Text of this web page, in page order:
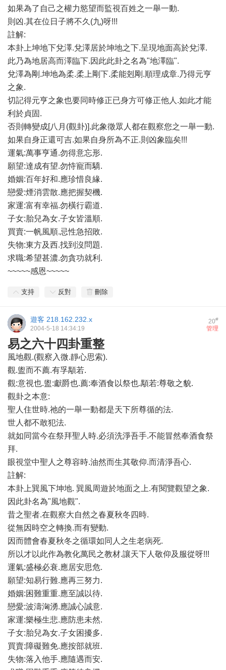
如果為了自己之權力慾望而監視百姓之一舉一動.
則凶.其在位日子將不久(九)呀!!!
註解:
本卦上坤地下兌澤.兌澤居於坤地之下.呈現地面高於兌澤.
此乃為地居高而澤臨下.因此此卦之名為"地澤臨".
兌澤為剛.坤地為柔.柔上剛下.柔能剋剛.順理成章.乃得元亨
之象.
切記得元亨之象也要同時修正已身方可修正他人.如此才能
利於貞固.
否則轉變成[八月(觀卦)].此象徵眾人都在觀察您之一舉一動.
如果自身正還可吉.如果自身所為不正.則凶象臨矣!!!
運氣:萬事亨通.勿得意忘形.
願望:達成有望.勿恃寵而驕.
婚姻:百年好和.應珍惜良緣.
戀愛:煙消雲散.應把握契機.
家運:富有幸福.勿橫行霸道.
子女:胎兒為女.子女皆溫順.
買賣:一帆風順.忌性急招敗.
失物:東方及西.找到沒問題.
求職:希望甚濃.勿貪功就利.
~~~~~感恩~~~~~
支持 反對 刪除
20#
遊客 218.162.232.x
管理
2004-5-18 14:34:19
易之六十四卦重整
風地觀.(觀察入微.靜心思索).
觀.盥而不薦.有孚顒若.
觀:意視也.盥:獻爵也.薦:奉酒食以祭也.顒若:尊敬之貌.
觀卦之本意:
聖人住世時.祂的一舉一動都是天下所尊循的法.
世人都不敢犯法.
就如同當今在祭拜聖人時.必須洗淨吾手.不能冒然奉酒食祭
拜.
眼視堂中聖人之尊容時.油然而生其敬仰.而清淨吾心.
註解:
本卦上巽風下坤地. 巽風周遊於地面之上.有閱覽觀望之象.
因此卦名為"風地觀".
昔之聖者.在觀察大自然之春夏秋冬四時.
從無因時空之轉換.而有變動.
因而體會春夏秋冬之循環如同人之生老病死.
所以才以此作為教化萬民之教材.讓天下人敬仰及服從呀!!!
運氣:盛極必衰.應居安思危.
願望:知易行難.應再三努力.
婚姻:困難重重.應至誠以待.
戀愛:波濤洶湧.應誠心誠意.
家運:樂極生悲.應防患未然.
子女:胎兒為女.子女困擾多.
買賣:障礙難免.應按部就班.
失物:落入他手.應隨遇而安.